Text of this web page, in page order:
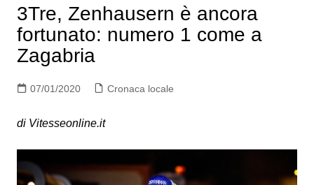
3Tre, Zenhausern è ancora
fortunato: numero 1 come a
Zagabria
07/01/2020 Cronaca locale
di Vitesseonline.it